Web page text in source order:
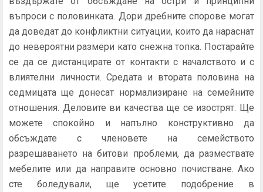
въпроси с половинката. Дори дребните спорове могат
да доведат до конфликтни ситуации, които да нараснат
до невероятни размери като снежна топка. Постарайте
се да се дистанцирате от контакти с началството и с
влиятелни личности. Средата и втората половина на
седмицата ще донесат нормализиране на семейните
отношения. Деловите ви качества ще се изострят. Ще
можете спокойно и напълно конструктивно да
обсъждате с членовете на семейството
разрешаването на битови проблеми, да размествате
мебелите или да направите основно почистване. Ако
сте боледували, ще усетите подобрение в